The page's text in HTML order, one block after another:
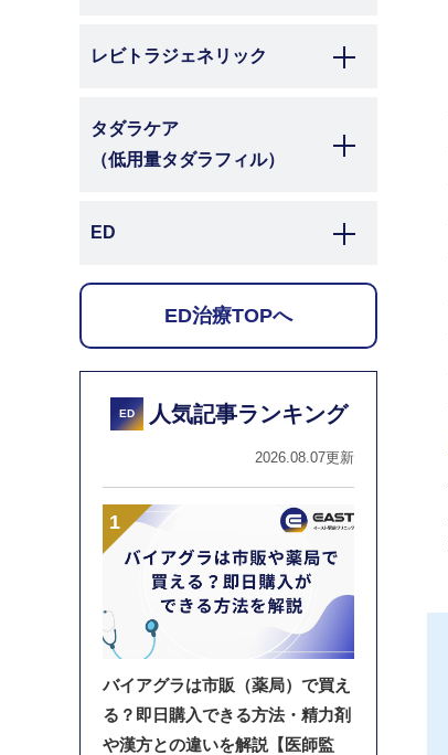
レビトラジェネリック
タダラケア
（低用量タダラフィル）
ED
ED治療TOPへ
ED 人気記事ランキング
2026.08.07更新
バイアグラは市販（薬局）で買え
る？即日購入できる方法・精力剤
や漢方との違いを解説【医師監